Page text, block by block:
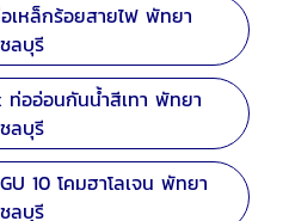
เหล็กร้อยสายไฟ พัทยา
ชลบุรี
ท่ออ่อนกันน้ำสีเทา พัทยา
ชลบุรี
10 โคมฮาโลเจน พัทยา
ชลบุรี